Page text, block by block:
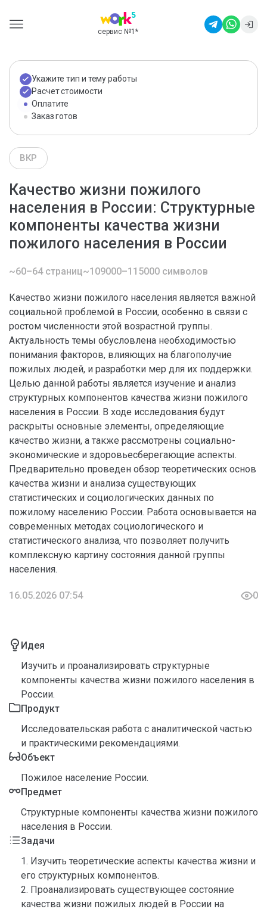
сервис №1 *
Укажите тип и тему работы
Расчет стоимости
Оплатите
Заказ готов
ВКР
Качество жизни пожилого
населения в России: Структурные
компоненты качества жизни
пожилого населения в России
~60–64 страниц~109000–115000 символов
Качество жизни пожилого населения является важной
социальной проблемой в России, особенно в связи с
ростом численности этой возрастной группы.
Актуальность темы обусловлена необходимостью
понимания факторов, влияющих на благополучие
пожилых людей, и разработки мер для их поддержки.
Целью данной работы является изучение и анализ
структурных компонентов качества жизни пожилого
населения в России. В ходе исследования будут
раскрыты основные элементы, определяющие
качество жизни, а также рассмотрены социально-
экономические и здоровьесберегающие аспекты.
Предварительно проведен обзор теоретических основ
качества жизни и анализа существующих
статистических и социологических данных по
пожилому населению России. Работа основывается на
современных методах социологического и
статистического анализа, что позволяет получить
комплексную картину состояния данной группы
населения.
16.05.2026 07:54 0
Идея
Изучить и проанализировать структурные
компоненты качества жизни пожилого населения в
России.
Продукт
Исследовательская работа с аналитической частью
и практическими рекомендациями.
Объект
Пожилое население России.
Предмет
Структурные компоненты качества жизни пожилого
населения в России.
Задачи
1. Изучить теоретические аспекты качества жизни и
его структурных компонентов.
2. Проанализировать существующее состояние
качества жизни пожилых людей в России на